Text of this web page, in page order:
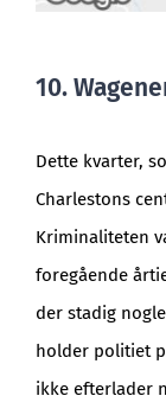
10.
Dette kvarter,
Charlestons
Kriminaliteten
foregående
der stadig
holder politiet
ikke efterlader